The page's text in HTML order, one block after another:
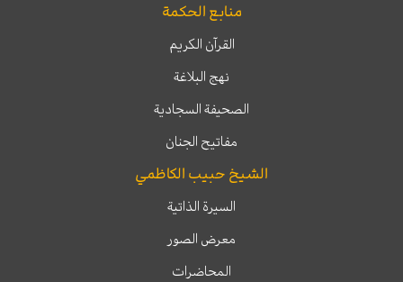
منابع الحكمة
القرآن الكريم
نهج البلاغة
الصحيفة السجادية
مفاتيح الجنان
الشيخ حبيب الكاظمي
السيرة الذاتية
معرض الصور
المحاضرات